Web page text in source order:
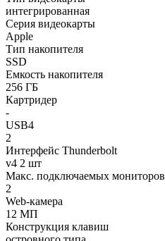
интегрированная
Серия видеокарты
Apple
Тип накопителя
SSD
Емкость накопителя
256 ГБ
Картридер
-
USB4
2
Интерфейс Thunderbolt
v4 2 шт
Макс. подключаемых мониторов
2
Web-камера
12 МП
Конструкция клавиш